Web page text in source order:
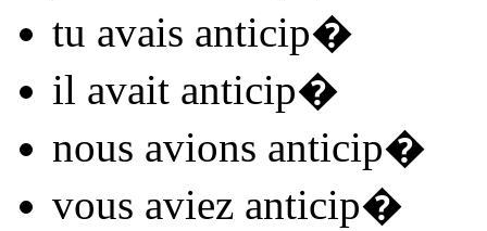
tu avais anticip�
il avait anticip�
nous avions anticip�
vous aviez anticip�